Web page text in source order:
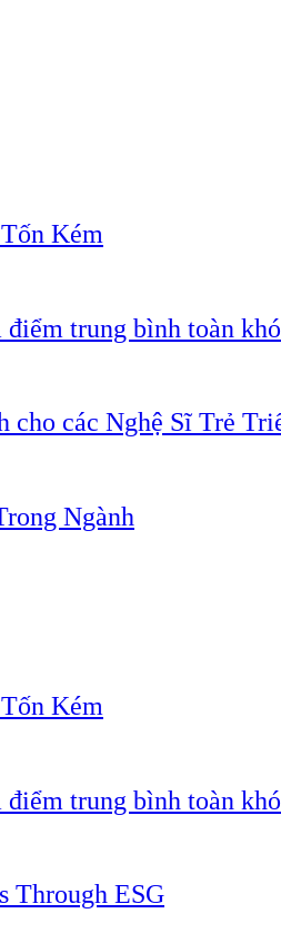
Kém
trung bình toàn
các Nghệ Sĩ Trẻ
Ngành
Kém
trung bình toàn
Through ESG